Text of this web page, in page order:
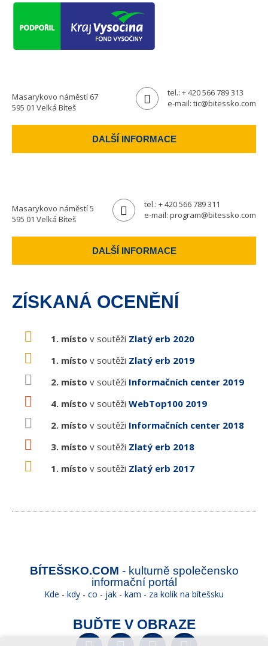
Masarykovo náměstí 67
595 01 Velká Bíteš
tel.: + 420 566 789 313
e-mail: tic@bitessko.com
DALŠÍ INFORMACE
Masarykovo náměstí 5
595 01 Velká Bíteš
tel.: + 420 566 789 311
e-mail: program@bitessko.com
DALŠÍ INFORMACE
ZÍSKANÁ OCENĚNÍ
1. místo v soutěži Zlatý erb 2020
1. místo v soutěži Zlatý erb 2019
2. místo v soutěži Informačních center 2019
4. místo v soutěži WebTop100 2019
2. místo v soutěži Informačních center 2018
3. místo v soutěži Zlatý erb 2018
1. místo v soutěži Zlatý erb 2017
BÍTEŠSKO.COM - kulturně společensko
informační portál
Kde - kdy - co - jak - kam - za kolik na bítešsku
BUĎTE V OBRAZE